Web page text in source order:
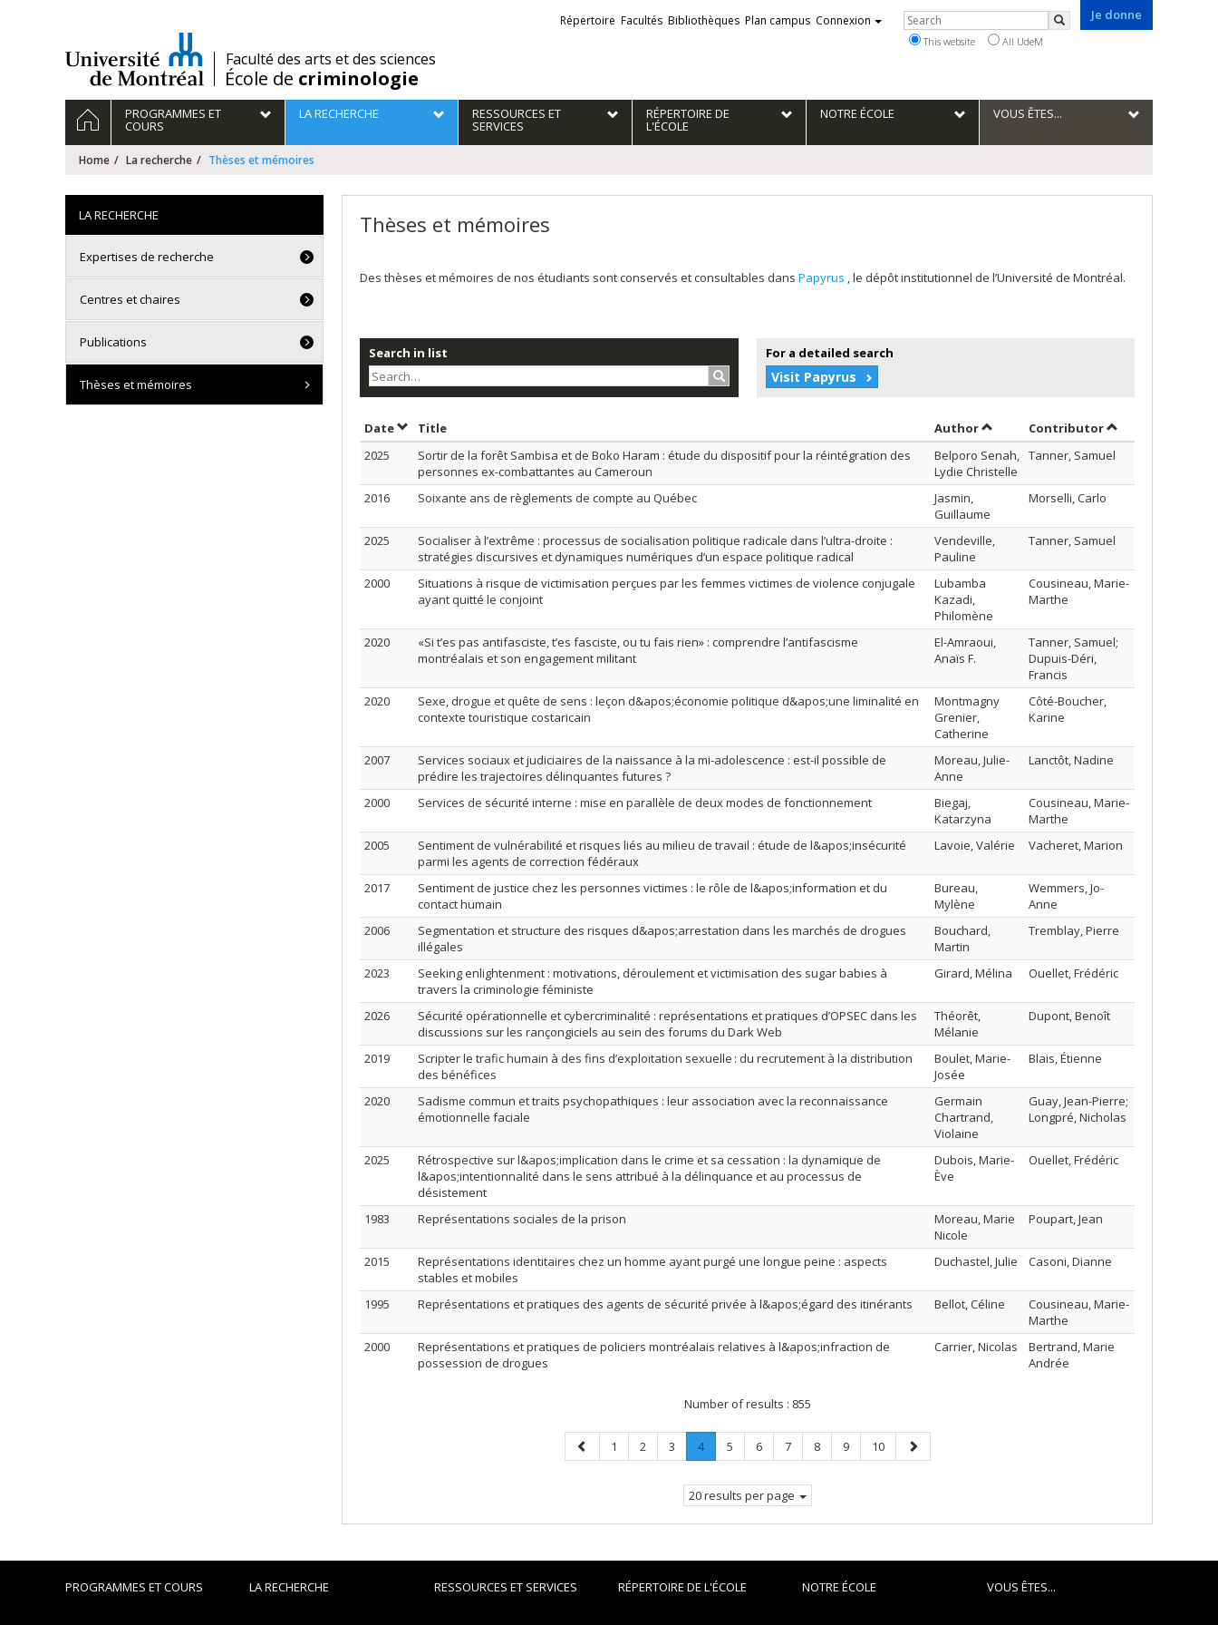
/Faculté des arts et des sciences
École de criminologie
Je donne
Liens
externes
Répertoire Facultés Bibliothèques Plan campus Connexion Rechercher
Search
This website All UdeM
Navigation
principale
HOMEPROGRAMMES ET
COURS
LA RECHERCHE RESSOURCES ET
SERVICES
RÉPERTOIRE DE
L'ÉCOLE
NOTRE ÉCOLE VOUS ÊTES...
Home La recherche Thèses et mémoires
Thèses et mémoires
Des thèses et mémoires de nos étudiants sont conservés et consultables dans Papyrus , le dépôt institutionnel de l’Université de Montréal.
Search in list
Search…
For a detailed search
Visit Papyrus
DateSort by date in descending order
Title AuthorSort by author in descending order
Contributorby contributor in
2025
Sortir de la forêt Sambisa et de Boko Haram : étude du dispositif pour la réintégration des
personnes ex-combattantes au Cameroun
Belporo Senah,
Lydie Christelle
Tanner, Samuel
2016 Soixante ans de règlements de compte au Québec
Jasmin,
Guillaume
Morselli, Carlo
2025
Socialiser à l’extrême : processus de socialisation politique radicale dans l’ultra-droite :
stratégies discursives et dynamiques numériques d’un espace politique radical
Vendeville,
Pauline
Tanner, Samuel
2000
Situations à risque de victimisation perçues par les femmes victimes de violence conjugale
ayant quitté le conjoint
Lubamba
Kazadi,
Philomène
Cousineau, Marie-
Marthe
2020
«Si t’es pas antifasciste, t’es fasciste, ou tu fais rien» : comprendre l’antifascisme
montréalais et son engagement militant
El-Amraoui,
Anaïs F.
Tanner, Samuel;
Dupuis-Déri,
Francis
2020
Sexe, drogue et quête de sens : leçon d&apos;économie politique d&apos;une liminalité en
contexte touristique costaricain
Montmagny
Grenier,
Catherine
Côté-Boucher,
Karine
2007
Services sociaux et judiciaires de la naissance à la mi-adolescence : est-il possible de
prédire les trajectoires délinquantes futures ?
Moreau, Julie-
Anne
Lanctôt, Nadine
2000 Services de sécurité interne : mise en parallèle de deux modes de fonctionnement
Biegaj,
Katarzyna
Cousineau, Marie-
Marthe
2005
Sentiment de vulnérabilité et risques liés au milieu de travail : étude de l&apos;insécurité
parmi les agents de correction fédéraux
Lavoie, Valérie Vacheret, Marion
2017
Sentiment de justice chez les personnes victimes : le rôle de l&apos;information et du
contact humain
Bureau,
Mylène
Wemmers, Jo-
Anne
2006
Segmentation et structure des risques d&apos;arrestation dans les marchés de drogues
illégales
Bouchard,
Martin
Tremblay, Pierre
2023
Seeking enlightenment : motivations, déroulement et victimisation des sugar babies à
travers la criminologie féministe
Girard, Mélina Ouellet, Frédéric
2026
Sécurité opérationnelle et cybercriminalité : représentations et pratiques d’OPSEC dans les
discussions sur les rançongiciels au sein des forums du Dark Web
Théorêt,
Mélanie
Dupont, Benoît
2019
Scripter le trafic humain à des fins d’exploitation sexuelle : du recrutement à la distribution
des bénéfices
Boulet, Marie-
Josée
Blais, Étienne
2020
Sadisme commun et traits psychopathiques : leur association avec la reconnaissance
émotionnelle faciale
Germain
Chartrand,
Violaine
Guay, Jean-Pierre;
Longpré, Nicholas
2025
Rétrospective sur l&apos;implication dans le crime et sa cessation : la dynamique de
l&apos;intentionnalité dans le sens attribué à la délinquance et au processus de
désistement
Dubois, Marie-
Ève
Ouellet, Frédéric
1983 Représentations sociales de la prison
Moreau, Marie
Nicole
Poupart, Jean
2015
Représentations identitaires chez un homme ayant purgé une longue peine : aspects
stables et mobiles
Duchastel, Julie Casoni, Dianne
1995 Représentations et pratiques des agents de sécurité privée à l&apos;égard des itinérants Bellot, Céline
Cousineau, Marie-
Marthe
2000
Représentations et pratiques de policiers montréalais relatives à l&apos;infraction de
possession de drogues
Carrier, Nicolas
Bertrand, Marie
Andrée
Number of results : 855
Previous
page
Page
1 Page
2 Page
3 Page
4.
Current
Page
5 Page
6 Page
7 Page
8 Page
9 Page
10
Next
page
20 results per page
LA RECHERCHE
Expertises de recherche
Centres et chaires
Publications
Thèses et mémoires
PROGRAMMES ET COURS LA RECHERCHE RESSOURCES ET SERVICES RÉPERTOIRE DE L'ÉCOLE NOTRE ÉCOLE VOUS ÊTES...